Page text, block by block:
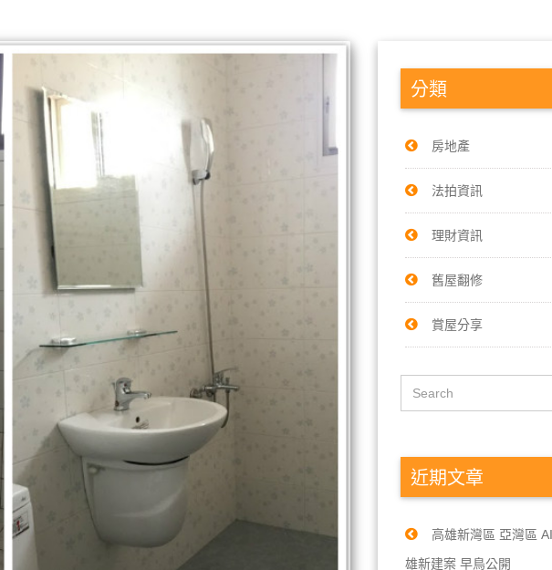
分類
房地產
法拍資訊
理財資訊
舊屋翻修
賞屋分享
近期文章
高雄新灣區 亞灣區
雄新建案 早鳥公開